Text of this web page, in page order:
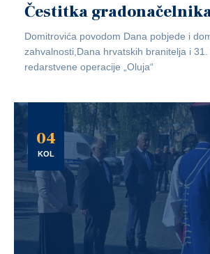
Čestitka
Domitrovića povodom Dana pobjede i
zahvalnosti,Dana hrvatskih branitelja i
redarstvene operacije „Oluja“
04
KOL